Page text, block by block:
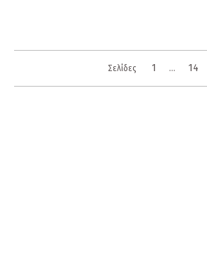
Σελίδες 1 ... 14